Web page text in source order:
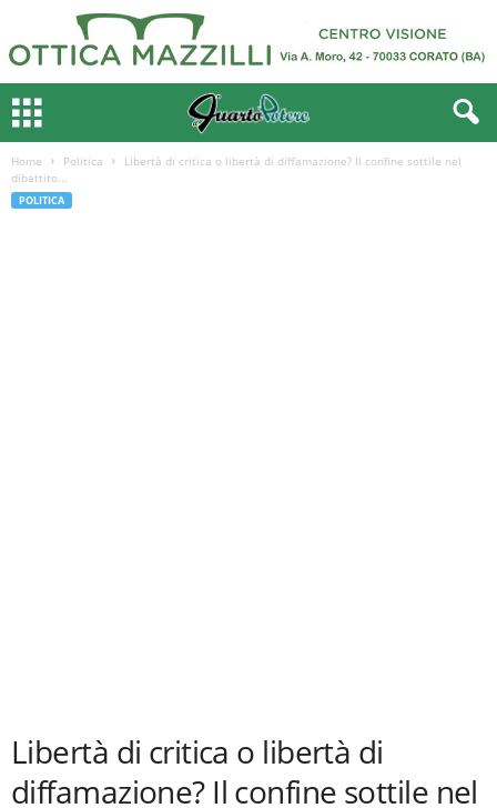
Home Politica
Libertà di critica o libertà di diffamazione? Il confine sottile nel
dibattito...
POLITICA
Libertà di critica o libertà di
diffamazione? Il confine sottile nel